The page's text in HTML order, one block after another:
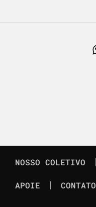
NOSSO COLETIVO
APOIE CONTATO